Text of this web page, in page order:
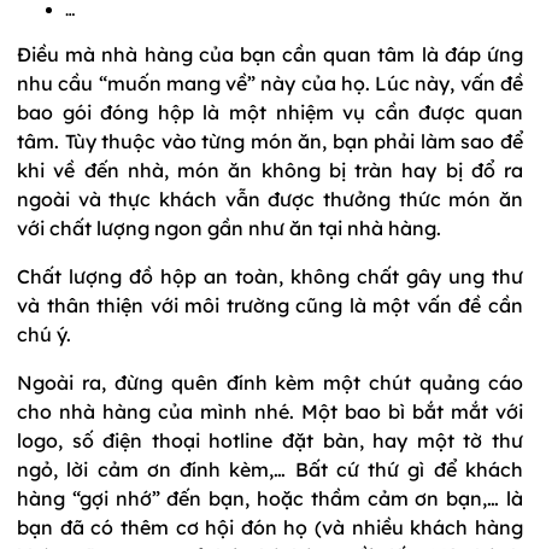
…
Điều mà nhà hàng của bạn cần quan tâm là đáp ứng
nhu cầu “muốn mang về” này của họ. Lúc này, vấn đề
bao gói đóng hộp là một nhiệm vụ cần được quan
tâm. Tùy thuộc vào từng món ăn, bạn phải làm sao để
khi về đến nhà, món ăn không bị tràn hay bị đổ ra
ngoài và thực khách vẫn được thưởng thức món ăn
với chất lượng ngon gần như ăn tại nhà hàng.
Chất lượng đồ hộp an toàn, không chất gây ung thư
và thân thiện với môi trường cũng là một vấn đề cần
chú ý.
Ngoài ra, đừng quên đính kèm một chút quảng cáo
cho nhà hàng của mình nhé. Một bao bì bắt mắt với
logo, số điện thoại hotline đặt bàn, hay một tờ thư
ngỏ, lời cảm ơn đính kèm,… Bất cứ thứ gì để khách
hàng “gợi nhớ” đến bạn, hoặc thầm cảm ơn bạn,… là
bạn đã có thêm cơ hội đón họ (và nhiều khách hàng